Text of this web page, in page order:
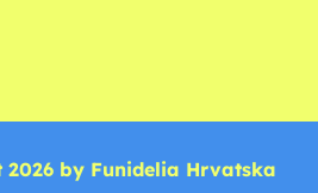
2026 by Funidelia Hrvatska